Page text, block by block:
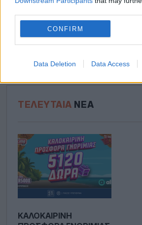
CONFIRM
Data Deletion Data Access
Ειδικά Στοιχήματα
Μεταγραφές
Πρόγραμμα Αγώνων
ΤΕΛΕΥΤΑΊΑ ΝΈΑ
ΚΑΛΟΚΑΙΡΙΝΉ